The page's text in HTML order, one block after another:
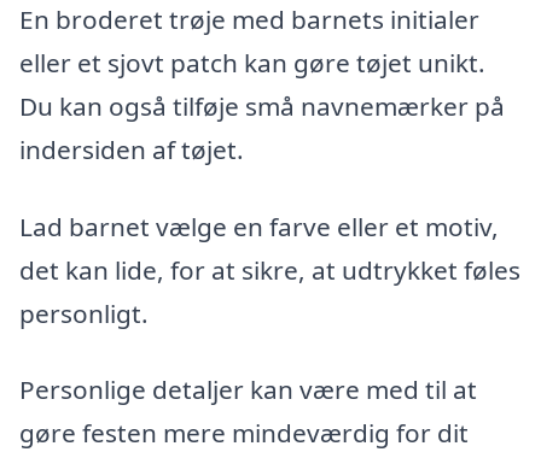
En broderet trøje med barnets initialer
eller et sjovt patch kan gøre tøjet unikt.
Du kan også tilføje små navnemærker på
indersiden af tøjet.
Lad barnet vælge en farve eller et motiv,
det kan lide, for at sikre, at udtrykket føles
personligt.
Personlige detaljer kan være med til at
gøre festen mere mindeværdig for dit